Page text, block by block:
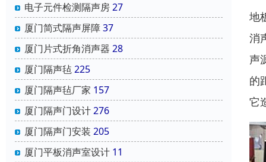
电子元件检测隔声房27
厦门简式隔声屏障37
厦门片式折角消声器 28
厦门隔声毡225
厦门隔声毡厂家 157
厦门隔声门设计276
厦门隔声门安装 205
厦门平板消声室设计 11
地
消
声
的
它